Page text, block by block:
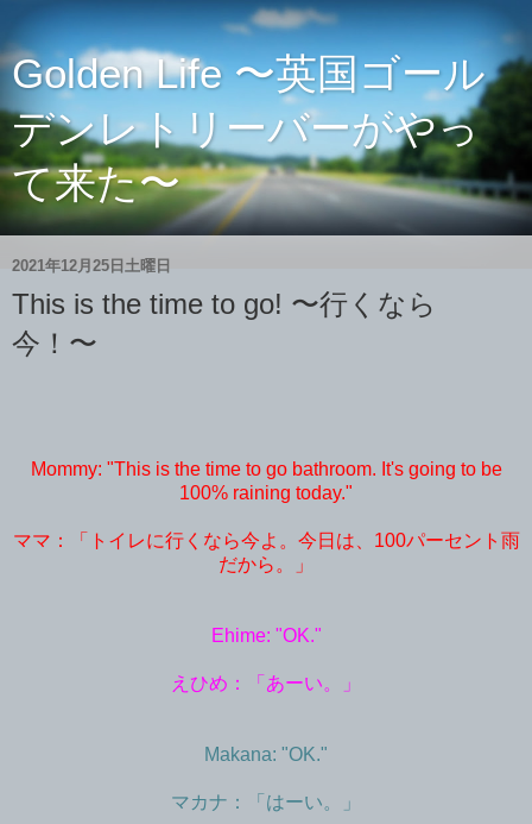
Golden Life 〜英国ゴール
デンレトリーバーがやっ
て来た〜
2021年12月25日土曜日
This is the time to go! 〜行くなら
今！〜
Mommy: "This is the time to go bathroom. It's going to be
100% raining today."
ママ：「トイレに行くなら今よ。今日は、100パーセント雨
だから。」
Ehime: "OK."
えひめ：「あーい。」
Makana: "OK."
マカナ：「はーい。」